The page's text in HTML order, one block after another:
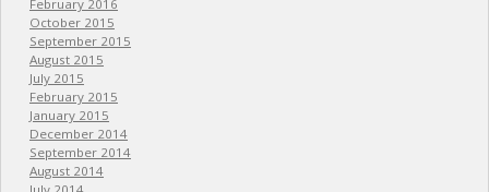
February 2016
October 2015
September 2015
August 2015
July 2015
February 2015
January 2015
December 2014
September 2014
August 2014